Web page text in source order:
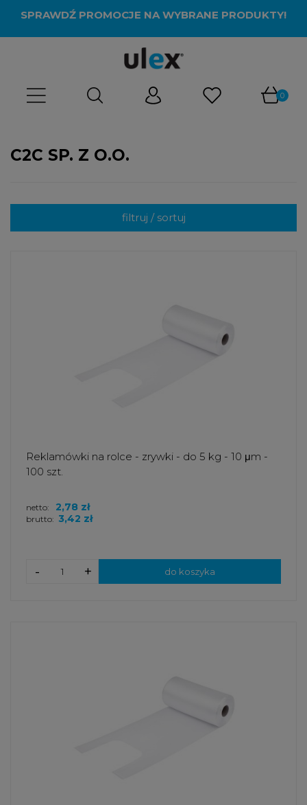
SPRAWDŹ PROMOCJE NA WYBRANE PRODUKTY!
C2C SP. Z O.O.
filtruj / sortuj
Reklamówki na rolce - zrywki - do 5 kg - 10 μm -
100 szt.
brutto: 3,42 zł
netto: 2,78 zł
+
- do koszyka